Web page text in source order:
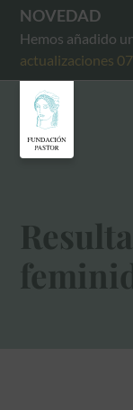
NOVEDAD
Hemos añadido
actualizaciones